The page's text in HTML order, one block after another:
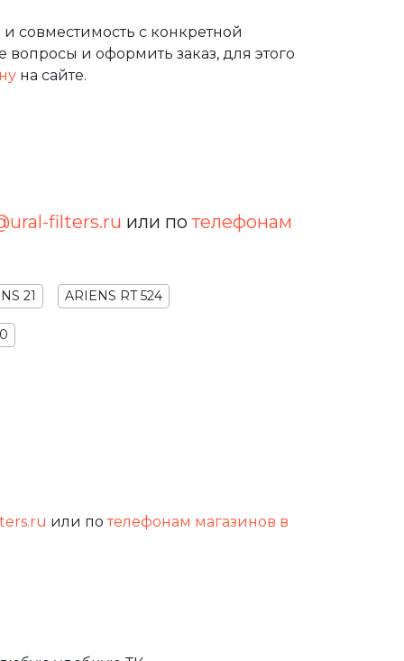
совместимость с конкретной
и оформить заказ, для этого
на сайте.
filters.ru или потелефонам
21 ARIENS RT 524
или потелефонам магазинов в